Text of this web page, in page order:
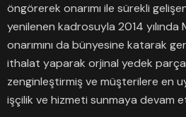
öngörerek onarımı ile sürekli
yenilenen kadrosuyla 2014 yılında
onarımını da bünyesine katarak
ithalat yaparak orjinal yedek
zenginleştirmiş ve müşterilere en
işçilik ve hizmeti sunmaya devam